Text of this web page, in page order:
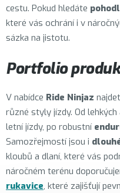
cestu. Pokud hledáte
které vás ochrání i v
sázka na jistotu.
Portfolio
V nabídce Ride Ninjaz
různé styly jízdy. Od
letní jízdy, po robustní
Samozřejmostí jsou i
kloubů a dlaní, které vás
náročném terénu
rukavice, které zajišťují